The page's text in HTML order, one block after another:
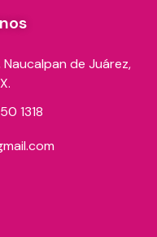
de Juárez,
1318